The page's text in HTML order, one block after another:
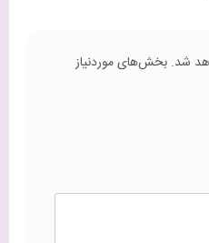
شد. بخش‌های موردنیاز